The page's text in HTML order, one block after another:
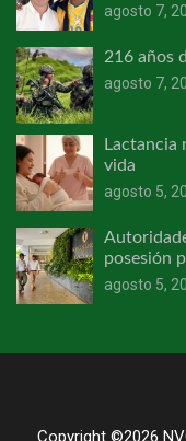
agosto 7,
216 años
agosto 7,
Lactancia
vida
agosto 5,
posesión
agosto 5,
Copyright ©2026